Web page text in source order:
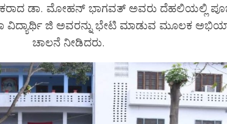
ಡಾ. ಮೋಹನ್ ಭಾಗವತ್ ಅವರು ದೆಹಲಿಯಲ್ಲಿ
ವಿದ್ಯಾರ್ಥಿ ಜಿ ಅವರನ್ನು ಭೇಟಿ ಮಾಡುವ ಮೂಲಕ
ಚಾಲನೆ ನೀಡಿದರು.